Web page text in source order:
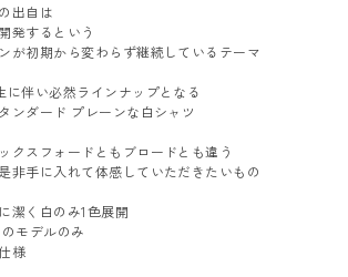
出自は
発するという
が初期から変わらず継続しているテーマ
に伴い必然ラインナップとなる
ンダード プレーンな白シャツ
クスフォードともブロードとも違う
非手に入れて体感していただきたいもの
潔く白のみ1色展開
モデルのみ
様